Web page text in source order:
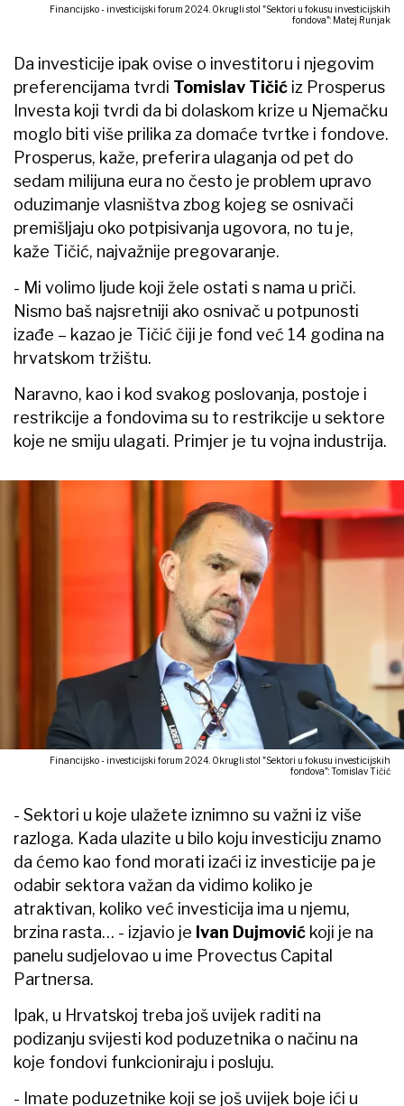
Financijsko - investicijski forum 2024. Okrugli stol "Sektori u fokusu investicijskih
fondova": Matej Runjak
Da investicije ipak ovise o investitoru i njegovim
preferencijama tvrdi Tomislav Tičić iz Prosperus
Investa koji tvrdi da bi dolaskom krize u Njemačku
moglo biti više prilika za domaće tvrtke i fondove.
Prosperus, kaže, preferira ulaganja od pet do
sedam milijuna eura no često je problem upravo
oduzimanje vlasništva zbog kojeg se osnivači
premišljaju oko potpisivanja ugovora, no tu je,
kaže Tičić, najvažnije pregovaranje.
- Mi volimo ljude koji žele ostati s nama u priči.
Nismo baš najsretniji ako osnivač u potpunosti
izađe – kazao je Tičić čiji je fond već 14 godina na
hrvatskom tržištu.
Naravno, kao i kod svakog poslovanja, postoje i
restrikcije a fondovima su to restrikcije u sektore
koje ne smiju ulagati. Primjer je tu vojna industrija.
Financijsko - investicijski forum 2024. Okrugli stol "Sektori u fokusu investicijskih
fondova": Tomislav Tičić
- Sektori u koje ulažete iznimno su važni iz više
razloga. Kada ulazite u bilo koju investiciju znamo
da ćemo kao fond morati izaći iz investicije pa je
odabir sektora važan da vidimo koliko je
atraktivan, koliko već investicija ima u njemu,
brzina rasta… - izjavio je Ivan Dujmović koji je na
panelu sudjelovao u ime Provectus Capital
Partnersa.
Ipak, u Hrvatskoj treba još uvijek raditi na
podizanju svijesti kod poduzetnika o načinu na
koje fondovi funkcioniraju i posluju.
- Imate poduzetnike koji se još uvijek boje ići u